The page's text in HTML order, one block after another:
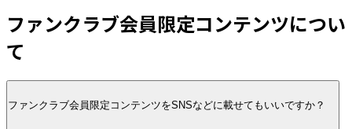
ファンクラブ会員限定コンテンツについ
て
ファンクラブ会員限定コンテンツをSNSなどに載せてもいいですか？